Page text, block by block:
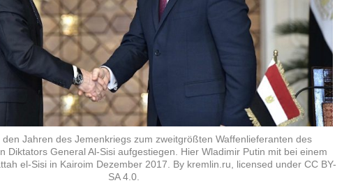
den Jahren des Jemenkriegs zum zweitgrößten Waffenlieferanten des
Diktators General Al-Sisi aufgestiegen. Hier Wladimir Putin mit bei einem
el-Sisi in Kairoim Dezember 2017. By kremlin.ru, licensed under CC BY-
SA 4.0.